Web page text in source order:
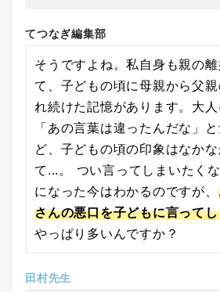
てつなぎ編集部
そうですよね。私自身も親の
て、子どもの頃に母親から父
れ続けた記憶があります。大
「あの言葉は違ったんだな」
ど、子どもの頃の印象はなかな
て...。 つい言ってしまいたく
になった今はわかるのですが、
さんの悪口を子どもに言って
やっぱり多いんですか？
田村先生